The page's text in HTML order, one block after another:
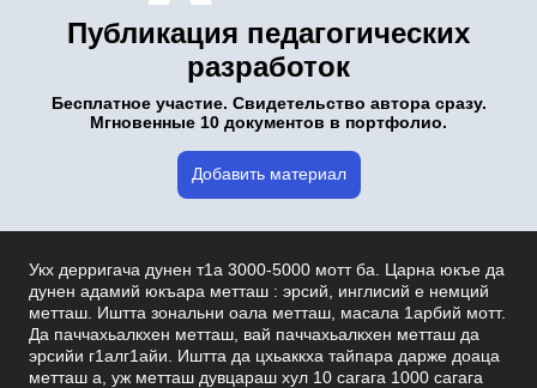
Публикация педагогических
разработок
Бесплатное участие. Свидетельство автора сразу.
Мгновенные 10 документов в портфолио.
Добавить материал
Укх дерригача дунен т1а 3000-5000 мотт ба. Царна юкъе да
дунен адамий юкъара метташ : эрсий, инглисий е немций
метташ. Иштта зональни оала метташ, масала 1арбий мотт.
Да паччахьалкхен метташ, вай паччахьалкхен метташ да
эрсийи г1алг1айи. Иштта да цхьаккха тайпара дарже доаца
метташ а, уж метташ дувцараш хул 10 сагага 1000 сагага